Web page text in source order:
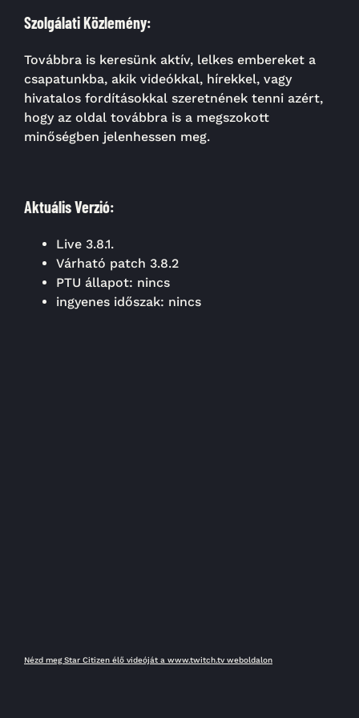
Szolgálati Közlemény:
Továbbra is keresünk aktív, lelkes embereket a
csapatunkba, akik videókkal, hírekkel, vagy
hivatalos fordításokkal szeretnének tenni azért,
hogy az oldal továbbra is a megszokott
minőségben jelenhessen meg.
Aktuális Verzió:
Live 3.8.1.
Várható patch 3.8.2
PTU állapot: nincs
ingyenes időszak: nincs
Nézd meg Star Citizen élő videóját a www.twitch.tv weboldalon